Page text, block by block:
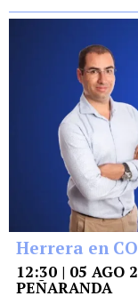
Herrera en
12:30 | 05 AGO
PEÑARANDA